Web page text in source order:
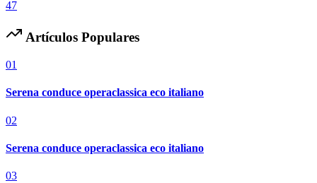
47
Artículos Populares
01
Serena conduce operaclassica eco italiano
02
Serena conduce operaclassica eco italiano
03